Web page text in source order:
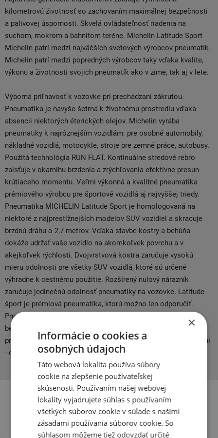
kilometrovú životnosť so zachovaním maximálnej bezpečnosti
a palivovej úspornosti. Skvelá ovládateľnosť riadenia na
suchom, mokrom a bahnitom teréne. Michelin Latitude Sport
Michelin patrí medzi najväčších svetových výrobcov pneumatík.
Michelin patrí medzi popredných výrobcov taky vďaka kvalite,
výkonu a životnosti svojich pneumatík ako v zime, tak aj v lete.
Výborná priľnavosť k vozovke pri prechádzaní zákrutou.
Pneumatika je navyše šetrná k životnému prostrediu vďaka
absencii niektorých éterických olejov. Michelin vyrába
pneumatiky k najrôznejším vozidlám: pre osobné automobily,
nákladné vozidlá, motocykle, stroje pre zemné práce, autobusy.
Použitá technológia RUN FLAT. Kontinuálne stredové rebro
zaisťuje v okamihu brzdenia a zrýchľovania efektívne presun
krútiaceho momentu. Veľmi výkonná a kvalitné pneumatika
prémiového výrobcu pre športové vozidlá aj najvyššej triedy.
Pneumatika MICHELIN Latitude Sport je homologovaná na
niektoré z najprestížnejších modelov SUV vozidiel a skracuje
brzdnú dráhu o 2,7 metrov. Vďaka stavbe kostry a behúňa
dokáže udržať vaše vozidlo na akomkoľvek povrchu a v
akejkoľvek rýchlosti. Dvojvrstvová kostra zaručuje vysokú
mieru odolnosti pre všetky SUV vozidlá, ktoré sú určené
výhradne k cestnému použitie. Rozšírený nulový nárazník
zaručuje jedinečnú odolnosť pneumatiky na vozovke. Latitude
šport je prémiová pneumatika, ktorú možno len odporučiť.
Pneumatika je oceňovaná pre svoju jazdnú dynamiku a
bezpečnosť. Navyše s naozaj vysokým kilometrovým
priebehom, ktorý razom zrovná rozdiel v cene s inými značkami
- odpadá teda aj častejšie prezutie.
Súvisiace produkty
×
Informácie o cookies a
osobných údajoch
Táto webová lokalita používa súbory
cookie na zlepšenie používateľskej
skúsenosti. Používaním našej webovej
lokality vyjadrujete súhlas s používaním
všetkých súborov cookie v súlade s našimi
zásadami používania súborov cookie. So
súhlasom môžeme tiež odovzdať určité